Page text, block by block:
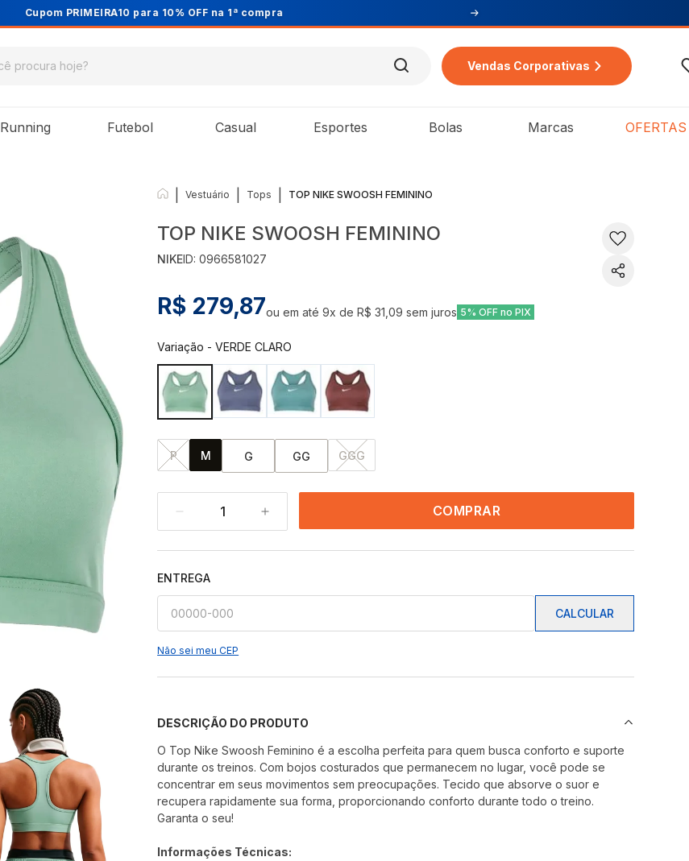
Cupom PRIMEIRA10 para 10% OFF na 1ª compra
Vendas Corporativas
Running Futebol Casual Esportes Bolas Marcas OFERTAS
Vestuário Tops TOP NIKE SWOOSH FEMININO
TOP NIKE SWOOSH FEMININO
NIKEID:0966581027
R$ 279,87ou em até9x deR$ 31,09 sem juros 5% OFF no PIX
Variação -VERDE CLARO
P M G GG GGG
1 COMPRAR
ENTREGA
CALCULAR
Não sei meu CEP
DESCRIÇÃO DO PRODUTO
O Top Nike Swoosh Feminino é a escolha perfeita para quem busca conforto e suporte
durante os treinos. Com bojos costurados que permanecem no lugar, você pode se
concentrar em seus movimentos sem preocupações. Tecido que absorve o suor e
recupera rapidamente sua forma, proporcionando conforto durante todo o treino.
Garanta o seu!
Informações Técnicas: